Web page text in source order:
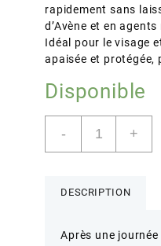
rapidement sans
d’Avène et en
Idéal pour le visage
apaisée et protégée,
Disponible
-
Avène
Après-
Réparateur
+
DESCRIPTION
Après une